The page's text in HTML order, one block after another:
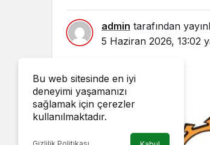
admin tarafından
5 Haziran 2026, 13:02
Bu web sitesinde en iyi
deneyimi yaşamanızı
sağlamak için çerezler
kullanılmaktadır.